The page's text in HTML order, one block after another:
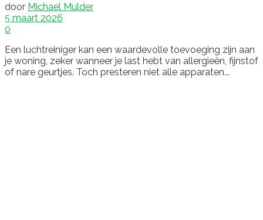
door Michael Mulder
5 maart 2026
0
Een luchtreiniger kan een waardevolle toevoeging zijn aan
je woning, zeker wanneer je last hebt van allergieën, fijnstof
of nare geurtjes. Toch presteren niet alle apparaten...